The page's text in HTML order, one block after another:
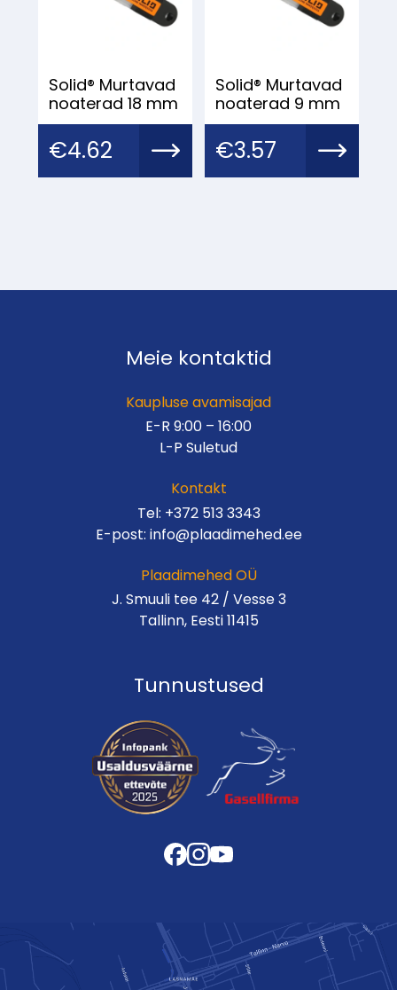
Solid® Murtavad
noaterad 18 mm
€4.62
Solid® Murtavad
noaterad 9 mm
€3.57
Meie kontaktid
Kaupluse avamisajad
E-R 9:00 – 16:00
L-P Suletud
Kontakt
Tel: +372 513 3343
E-post: info@plaadimehed.ee
Plaadimehed OÜ
J. Smuuli tee 42 / Vesse 3
Tallinn, Eesti 11415
Tunnustused